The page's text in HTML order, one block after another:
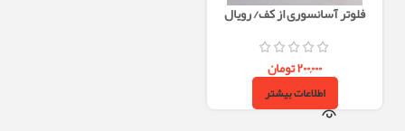
فلوتر آسانسوری از کف/ رویال
۲۰۰,۰۰۰تومان
اطلاعات بیشتر